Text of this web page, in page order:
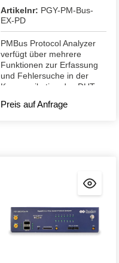
Artikelnr: PGY-PM-Bus-
EX-PD
PMBus Protocol Analyzer
verfügt über mehrere
Funktionen zur Erfassung
und Fehlersuche in der
Kommunikation des DUT.
Preis auf Anfrage